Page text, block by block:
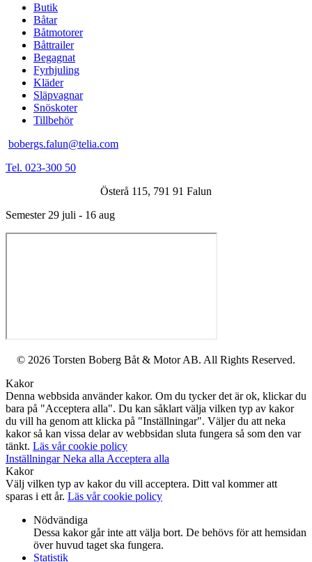
Butik
Båtar
Båtmotorer
Båttrailer
Begagnat
Fyrhjuling
Kläder
Släpvagnar
Snöskoter
Tillbehör
bobergs.falun@telia.com
Tel. 023-300 50
Österå 115, 791 91 Falun
Semester 29 juli - 16 aug
© 2026 Torsten Boberg Båt & Motor AB. All Rights Reserved.
Kakor
Denna webbsida använder kakor. Om du tycker det är ok, klickar du
bara på "Acceptera alla". Du kan såklart välja vilken typ av kakor
du vill ha genom att klicka på "Inställningar". Väljer du att neka
kakor så kan vissa delar av webbsidan sluta fungera så som den var
tänkt. Läs vår cookie policy
InställningarNeka alla Acceptera alla
Kakor
Välj vilken typ av kakor du vill acceptera. Ditt val kommer att
sparas i ett år. Läs vår cookie policy
Nödvändiga
Dessa kakor går inte att välja bort. De behövs för att hemsidan
över huvud taget ska fungera.
Statistik